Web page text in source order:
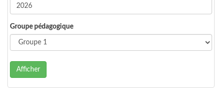
Groupe pédagogique
Afficher